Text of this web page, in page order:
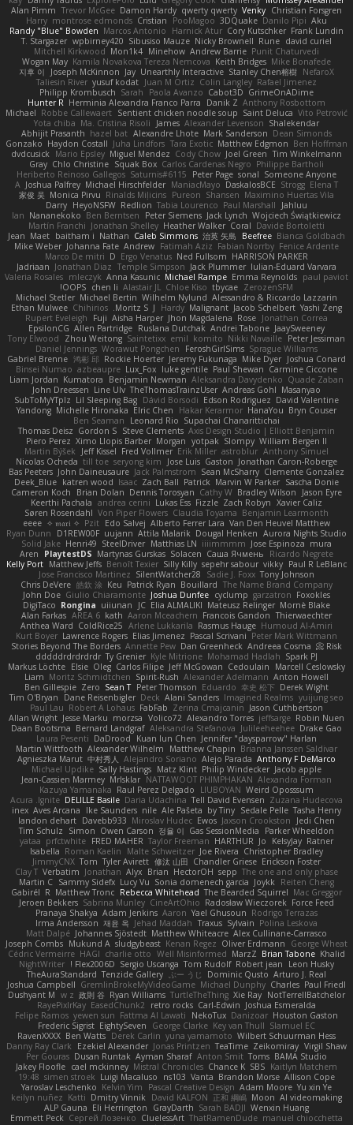
Christian Forsgren
Venky
qwerty qwerty
Damon Hardy
Trevor McGee
Alan Pimm
Aku
Danilo Pipi
3DQuake
PooMagoo
Cristian
montrose edmonds
Harry
Frank Lundin
Cory Kutschker
Harnick Atur
Marcos Antonio
Randy "Blue" Bowden
david curiel
Rune
Nicky Brownell
Sibusiso Mauze
wpbirney420
T. Stargazer
Punit Chaturvedi
Andrew Barrie
Minehow
Mon1k4
Mitchell Kirkwood
Mike Bonafede
Keith Bridges
Kamila Novakova Tereza Nemcova
Wogan May
NefaroX
Stanley Chen榕樹
Unearthly Interactive
Jay
Joseph McKinnon
지후 이
Rafael Jimenez
Colin Langley
Juan M Ortiz
yusuf kodat
Taliesin River
GrimeOnADime
Cabot3D
Paola Avanzo
Sarah
Philipp Krombusch
Anthony Rosbottom
Danik Z
Herminia Alexandra Franco Parra
Hunter R
Vito Petrović
Saint Deluca
Sentient chicken noodle soup
Robbe Callewaert
Michael
Shalekendar
Alexander Levenson
James
Ma. Cristina Risoli
Yota chiba
Dean Simonds
Mark Sanderson
Alexandre Lhote
hazel bat
Abhijit Prasanth
Ben Hoffman
Matthew Edgmon
Tara Exotic
Juha Lindfors
Haydon Costall
Gonzako
Tim Winkelmann
Joel Green
Cody Chow
Miguel Mendez
Mario Epsley
dvdcusick
Philippe Bartholi
Carlos Cardenas Negro
Squak Box
Chlo Christine
Gray
Someone Anyone
sonal
Peter Page
Saturnis#6115
Heriberto Reinoso Gallegos
Elena T
Strogg
DaskalosBCE
ManiacMayo
Michael Hirschfelder
Joshua Palfrey
A
Maximino Huertas Vila
Shansen
Pureon
Rinalds Miļicins
Monica Pirvu
家俊 吴
Jahluu
Paul Marshall
Tabia Lourenco
Redlion
HeyoNSFW
Darry
Wojciech Świątkiewicz
Jack Lynch
Peter Siemens
Ben Berntsen
Nananekoko
Ian
Davide Bortoletti
Coral
Heather Walker
Jonathan Shelley
Martín Franchi
Bianca Goldbach
Beefree
治英 矢島
Caleb Simmons
Nathan
baitham i
Maet
Jean
Fenice Ardente
Fabian Norrby
Fatimah Aziz
Andrew
Johanna Fate
Mike Weber
HARRISON PARKER
Ned Fullsom
Ergo Venatus
D
Marco De mitri
Iulian-Eduard Varvara
Jack Plummer
Temple Simpson
Jonathan Diaz
Jadriaan
paul paviot
Emma Reynolds
Michael Rampe
Anna Kasunic
mleczyk
Valeria Rosales
ZerozenSFM
tbycae
Chloe Kiso
Alastair JL
chen li
OOPS!
Alessandro & Riccardo Lazzarin
Wilhelm Nylund
Michael Bertin
Michael Stetler
Yashi Zeng
Jacob Schelbert
Malignant
Hardy
J
Moritz S.
Chihirios
Ethan Mulwee
Jonathan Correa
Rose
Jhon Magdalena
Aisha Harper
Fuji
Rupert Eveleigh
JaaySweeney
Andrei Tabone
Ruslana Dutchak
Allen Partridge
EpsilonCG
Peter Jessiman
Nikki Navaille
komito
emil
Saintetixx
Zhou Weitong
Tony Elwood
Sprague Williams
FeroshGirlSims
Worawut Pongchen
Daniel Jennings
Joshua Conard
Mike Dyer
Jeremy Fukunaga
Rockie Hoerter
鸿彬 邱
Gabriel Brenne
Carmine Ciccone
Paul Shewan
luke gentile
Lux_Fox
azbeaupre
Binsei Numao
Quade Zaban
Aleksandra Davydenko
Benjamin Newman
Kumatora
Liam Jordan
Masanyao
Andreas Gohl
TheThomasTrainzUser
Line Ulv
John Dreessen
David Valentine
Edson Rodriguez
Dávid Borsodi
Lil Sleeping Bag
SubToMyYTplz
Bryn Couser
HanaYou
Hakar Kerarmor
Elric Chen
Michelle Hironaka
Yandong
Supachai Chanarittichai
Leonard Rio
Ben Seaman
Axis Design Studio | Elliott Benjamin
Steve Clements
Gordon S
Thomas Deisz
William Bergen II
Slompy
yotpak
Morgan
Ximo Llopis Barber
Piero Perez
Anthony Simuel
astroblur
Erik Miller
Fred Vollmer
Jeff Kissel
Martin Býšek
Jonathan Caron-Roberge
Gaston
Jose Luis
seryong kim
till toe
Nicolas Ocheda
Clemente Gonzalez
Sean McSharry
Jack Palmstrom
John Daineusaure
Bas Peeters
Sascha Donie
Marvin W Parker
Patrick
Zach Ball
Isaac
katren wood
Deek_Blue
Jason Eyre
Bradley Wilson
Cathy W
Dennis Torosyan
Brian Dolan
Cameron Koch
Xavier Caliz
Zach Robyn
Fizzle
Lukas Ess
andrea cerini
Keerthi Pachala
Benjamin Learmonth
Claudia Toyama
Von Piper Flowers
Søren Rosendahl
Van Den Heuvel Matthew
Alberto Ferrer Lara
Edo Salvej
Pzit
✧ 𝔪𝔞𝔯𝔦 ✧
eeee
Aurora Nights Studio
Dougal Henken
Attila Malarik
uujann
D1REW00F
Ryan Dunn
mura
Jose Espinoza
iiiimmmm
Matthias LN
SteelDriver
Henri49
Solid Jake
Ricardo Negrete
Саша Ячмень
Solacen
Martynas Gurskas
PlaytestDS
Aren
Paul R LeBlanc
vikky
sepehr sabour
Silly Killy
Benoît Texier
Matthew Jeffs
Kelly Port
Tony Johnson
Sadie J. Foxx
SilentWatcher28
Jose Francisco Martinez
The Name Brand Company
Bouillard
Patrick Ryan
Keu
皓欽 涂
Chris DeVere
Foxokles
garzatron
cyclump
Joshua Dunfee
Giulio Chiaramonte
John Doe
Mornè Blake
Mateusz Relinger
Elia ALMALIKI
JC
uiiunan
Rongina
DigiTaco
Thierwaechter
Francois Gandon
Aaron Mceachern
kath
AREA 6
Alan Farkas
Humoud Al-Amiri
Rasmus Hauge
Arlene Lukkarila
ColdRice25
Anthea Ward
Peter Mark Wittmann
Pascal Scrivani
Elias Jimenez
Lawrence Rogers
Kurt Boyer
Risk 📀
Andreea Cosma
Dan Greenheck
Annette Pew
Stories Beyond The Borders
Spark PJ
Mohamad Hadlah
Kyle Mitrione
Ty Grenier
dddddrdrdrdrdr
Marcell Ceslowsky
Cedoulain
Jeff McGowan
Carlos Filipe
Oleg
Elsie
Markus Löchte
Anton Howell
Alexander Adelmann
Spirit-Rush
Moritz Schmidtchen
Liam
Derek Wight
幸史 松下
Eduardo
Peter Thomson
Sean T
Zero
Ben Gillespie
yuijung seo
Imagined Realms
Alani Sanders
Deck
Dane Reisenbigler
Tim O'Bryan
Jason Cuthbertson
Zerina Cmajcanin
FabFab
Robert A Lohaus
Paul Lau
Robin Nuen
jeffsarge
Alexandro Torres
Volico72
morzsa
Jesse Marku
Allan Wright
Drake Gao
Julileeheehee
Aleksandra Stefanova
Bernard Landgraf
Daan Bootsma
Jennifer "daysparrow" Harlan
Kuan lun Chen
DaDrood
Laura Pesenti
Brianna Janssen Saldivar
Matthew Chapin
Alexander Wilhelm
Martin Wittfooth
Anthony F DeMarco
Alejo Parada
Alejandro Soriano
中村秀人
Agnieszka Marut
Jacob apple
Philip Windecker
Matz Klint
Sally Hastings
Michael Updike
Alexandra Forman
NATTAWOOT PHIMPHAKAN
MrIsklar
Jean-Cassien Marmey
Weird Oposssum
LIUBOYAN
Raul Perez Delgado
Kazuya Yamanaka
Zuzana Hudecova
Tell David Evensen
Daria Udachina
DELILLE Basile
Acura .Ignite
Tasha Henry
Sedale Pelle
by Tiny
Ale Pašeta
nile
Ike Saunders
Aves Arcana
inex
Jedi Chen
Jaxson Crookston
Ewos
Miroslav Hudec
Davebb933
landon dehart
Parker Wheeldon
Gas SessionMedia
정율 이
Owen Carson
Simon
Tim Schulz
Ratner
KelsyJay
Jo
HARTHUR
Taylor Freeman
FRED MAHER
prfctwhite
yataa
Christopher Bradley
Joe Rivera
Malte Schweitzer
Roman Kaelin
Isabella
Erickson Foster
Chandler Griese
修汰 山田
Tyler Avirett
Tom
JimmyCNX
The one and only phase
sepp
HectorOH
Brian
Alyx
Jonathan
Verbatim
Clay T
Reiten Cheng
Joykk
Sonia domenech garcia
Lucy Vu
Sammy Sidefx
Martin C
Mac Greggor
The Bearded Squirrel
Rebecca Whitehead
Matthew Tronc
R
Gabirél
Force Feed
Radosław Wieczorek
CineArtOhio
Sabrina Munley
Jeroen Bekkers
Rodrigo Terrazas
Yael Ghusoun
Aaron
Adam Jenkins
Pranaya Shakya
Polina Leskova
Sylvain
Traxus
Jehad Maddah
재윤 옥
Irma Andersson
Alex Cullinane-Carrasco
Matthew Whiteacre
Johannes Sjöstedt
Matt Dalpé
George Wheat
Oliver Erdmann
Kenan Regez
sludgybeast
Mukund A
Joseph Combs
Khalid
Brian Tabone
MarzZ
Well Misinformed
charlie otto
HAGI
Cédric Vermeirre
Leon Husky
Robert jean
Tom Rudolf
Sergio Uscanga
Flex2006D !
NightWriter
Arturo J. Real
Dominic Qusto
ぶー うじ
Tenzide Gallery
TheAuraStandard
Paul Friedl
Charles
Michael Dunphy
GremlinBrokeMyVideoGame
Joshua Campbell
NotTerrellBatchelor
Xie Ray
TurtleTheThing
Ryan Williams
政則 谷
w z
Dushyant M
Joshua Esmeralda
Carl-Edwin
retro rocks
EasedChunk2
RayePixlrKay
Houston Gaston
Danizoar
NekoTux
Fattma Al Lawati
yewen sun
Felipe Ramos
Slamuel EC
Key van Thull
George Clarke
EightySeven
Frederic Sigrist
Wilbert Schuurman Hess
yuna yamamoto
Derek Carlin
Ben Watts
RavenXXXX
Virgil Shaw
Zeikomiray
TeaTime
Jonas Printzen
Ezekiel Alexander
Danny Ray Clark
BAMA Studio
Toms
Anton Smit
Ayman Sharaf
Dusan Runtak
Per Gouras
Kaitlyn Matchem
SBS
Chance K
Mistral Chronicles
cael mckinney
Jakey Floofle
Allison Cope
Brandon Morse
Vanta
ns103
Luigi Macaluso
simen stroek
19:48
Yu xin Ye
Adam Moore
Pascal Creative Design
Kelvin Yim
Yaroslav Leschenko
AI videomaking
Moon
正和 綱嶋
David KALFON
Dmitry Vinnik
Katti
keilyn nuñez
Wenxin Huang
Sarah BADJI
GrayDarth
Eli Herrington
ALP Gauna
manuel chiocchetta
ThatRamenDude
CluelessArt
Cергей Лозенко
Emmett Peck